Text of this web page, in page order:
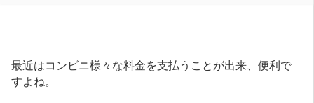
最近はコンビニ様々な料金を支払うことが出来、便利で
すよね。